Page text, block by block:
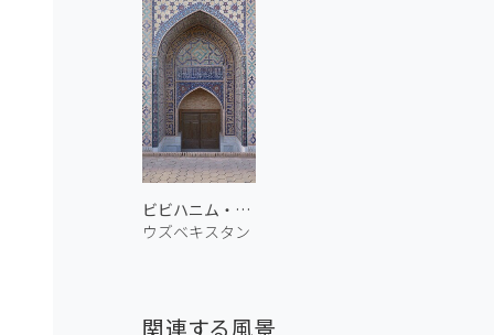
ビビハニム・モスク 2
ウズベキスタン
関連する風景